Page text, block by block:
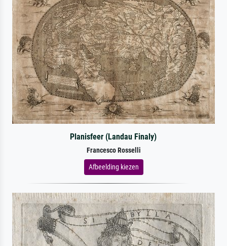
Planisfeer (Landau Finaly)
Francesco Rosselli
Afbeelding kiezen